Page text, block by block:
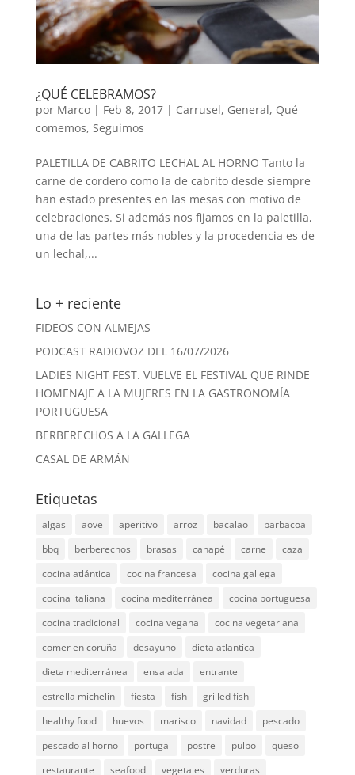
¿QUÉ CELEBRAMOS?
por Marco| Feb 8, 2017| Carrusel, General, Qué
comemos, Seguimos
PALETILLA DE CABRITO LECHAL AL HORNO Tanto la
carne de cordero como la de cabrito desde siempre
han estado presentes en las mesas con motivo de
celebraciones. Si además nos fijamos en la paletilla,
una de las partes más nobles y la procedencia es de
un lechal,...
Lo + reciente
FIDEOS CON ALMEJAS
PODCAST RADIOVOZ DEL 16/07/2026
LADIES NIGHT FEST. VUELVE EL FESTIVAL QUE RINDE
HOMENAJE A LA MUJERES EN LA GASTRONOMÍA
PORTUGUESA
BERBERECHOS A LA GALLEGA
CASAL DE ARMÁN
Etiquetas
algas aove aperitivo arroz bacalao
barbacoa
bbq
berberechos brasas canapé carne
caza
cocina atlántica
cocina francesa
cocina gallega
cocina italiana
cocina mediterránea
cocina portuguesa
cocina tradicional
cocina vegana
cocina vegetariana
comer en coruña
desayuno
dieta atlantica
dieta mediterránea
ensalada
entrante
estrella michelin
fiesta fish
grilled fish
healthy food
huevos marisco navidad
pescado
pescado al horno
portugal postre pulpo
queso
restaurante
seafood vegetales verduras